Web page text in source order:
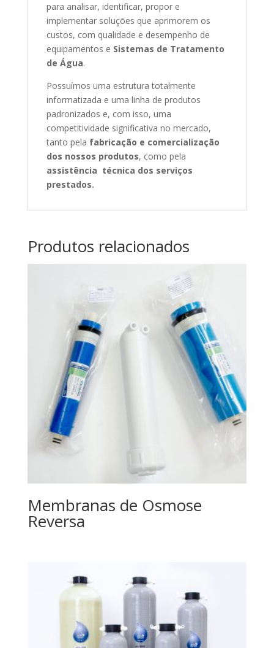
para analisar, identificar, propor e
implementar soluções que aprimorem os
custos, com qualidade e desempenho de
equipamentos e Sistemas de Tratamento
de Água.
Possuímos uma estrutura totalmente
informatizada e uma linha de produtos
padronizados e, com isso, uma
competitividade significativa no mercado,
tanto pela fabricação e comercialização
dos nossos produtos, como pela
assistência técnica dos serviços
prestados.
Produtos relacionados
Membranas de Osmose
Reversa